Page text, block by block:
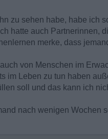
zu sehen habe, habe ich
hatte auch Partnerinnen,
merke, dass
von Menschen im
im Leben zu tun haben
soll und das kann ich
nach wenigen Wochen